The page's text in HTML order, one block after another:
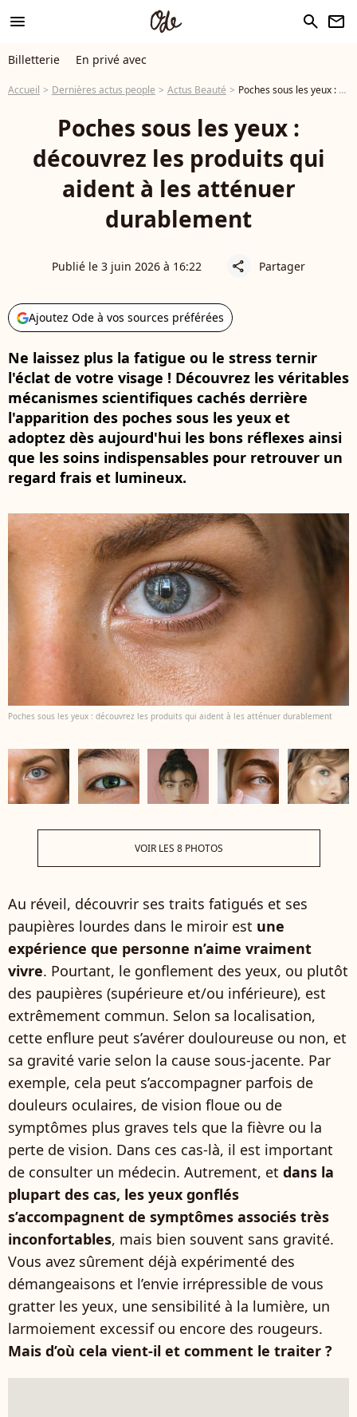
menu search newsletter
Billetterie En privé avec
Accueil Dernières actus people Actus Beauté Poches sous les yeux : découvrez les produits qui aident à les atténuer durablement
Poches sous les yeux :
découvrez les produits qui
aident à les atténuer
durablement
Publié le 3 juin 2026 à 16:22 share Partager
Ajoutez Ode à vos sources préférées
Ne laissez plus la fatigue ou le stress ternir
l'éclat de votre visage ! Découvrez les véritables
mécanismes scientifiques cachés derrière
l'apparition des poches sous les yeux et
adoptez dès aujourd'hui les bons réflexes ainsi
que les soins indispensables pour retrouver un
regard frais et lumineux.
Poches sous les yeux : découvrez les produits qui aident à les atténuer durablement
VOIR LES 8 PHOTOS
Au réveil, découvrir ses traits fatigués et ses
paupières lourdes dans le miroir est une
expérience que personne n’aime vraiment
vivre. Pourtant, le gonflement des yeux, ou plutôt
des paupières (supérieure et/ou inférieure), est
extrêmement commun. Selon sa localisation,
cette enflure peut s’avérer douloureuse ou non, et
sa gravité varie selon la cause sous-jacente. Par
exemple, cela peut s’accompagner parfois de
douleurs oculaires, de vision floue ou de
symptômes plus graves tels que la fièvre ou la
perte de vision. Dans ces cas-là, il est important
de consulter un médecin. Autrement, et dans la
plupart des cas, les yeux gonflés
s’accompagnent de symptômes associés très
inconfortables, mais bien souvent sans gravité.
Vous avez sûrement déjà expérimenté des
démangeaisons et l’envie irrépressible de vous
gratter les yeux, une sensibilité à la lumière, un
larmoiement excessif ou encore des rougeurs.
Mais d’où cela vient-il et comment le traiter ?